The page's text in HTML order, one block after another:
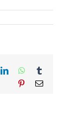
LinkedInWhatsApp
Pinterest
E-